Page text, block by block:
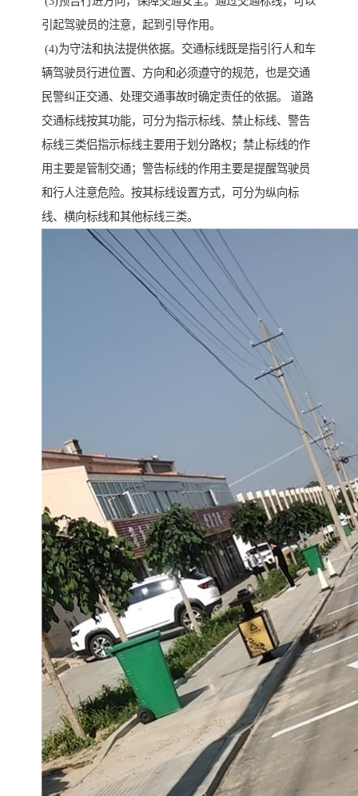
引起驾驶员的注意，起到引导作用。
(4)为守法和执法提供依据。交通标线既是指引行人和车
辆驾驶员行进位置、方向和必须遵守的规范，也是交通
民警纠正交通、处理交通事故时确定责任的依据。 道路
交通标线按其功能，可分为指示标线、禁止标线、警告
标线三类侣指示标线主要用于划分路权；禁止标线的作
用主要是管制交通；警告标线的作用主要是提醒驾驶员
和行人注意危险。按其标线设置方式，可分为纵向标
线、横向标线和其他标线三类。